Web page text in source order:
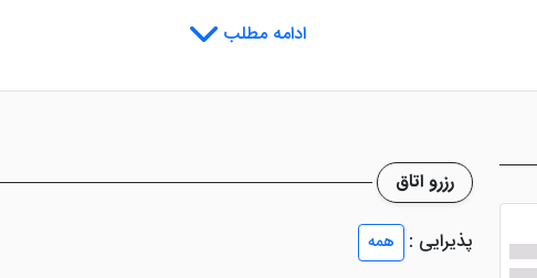
هایی در سطح یک هتل تک ستاره دارد؛ اما با این وجود، نیاز به نگرانی
باید بدانید که این هتل از قیمت پایینی نسبت به دیگر هتل های شیراز برخوردار
ادامه مطلب
رزرو اتاق
پذیرایی :
همه